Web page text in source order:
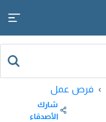
فرص عمل
شارك
الأصدقاء